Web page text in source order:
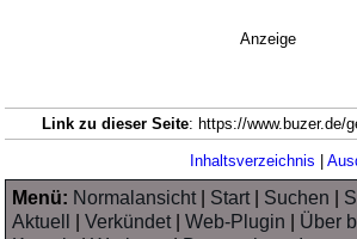
Anzeige
Link zu dieser Seite: https://www.buzer.de/
Inhaltsverzeichnis |
Menü: Normalansicht| Start| Suchen
Aktuell
|Verkündet|Web-Plugin Über